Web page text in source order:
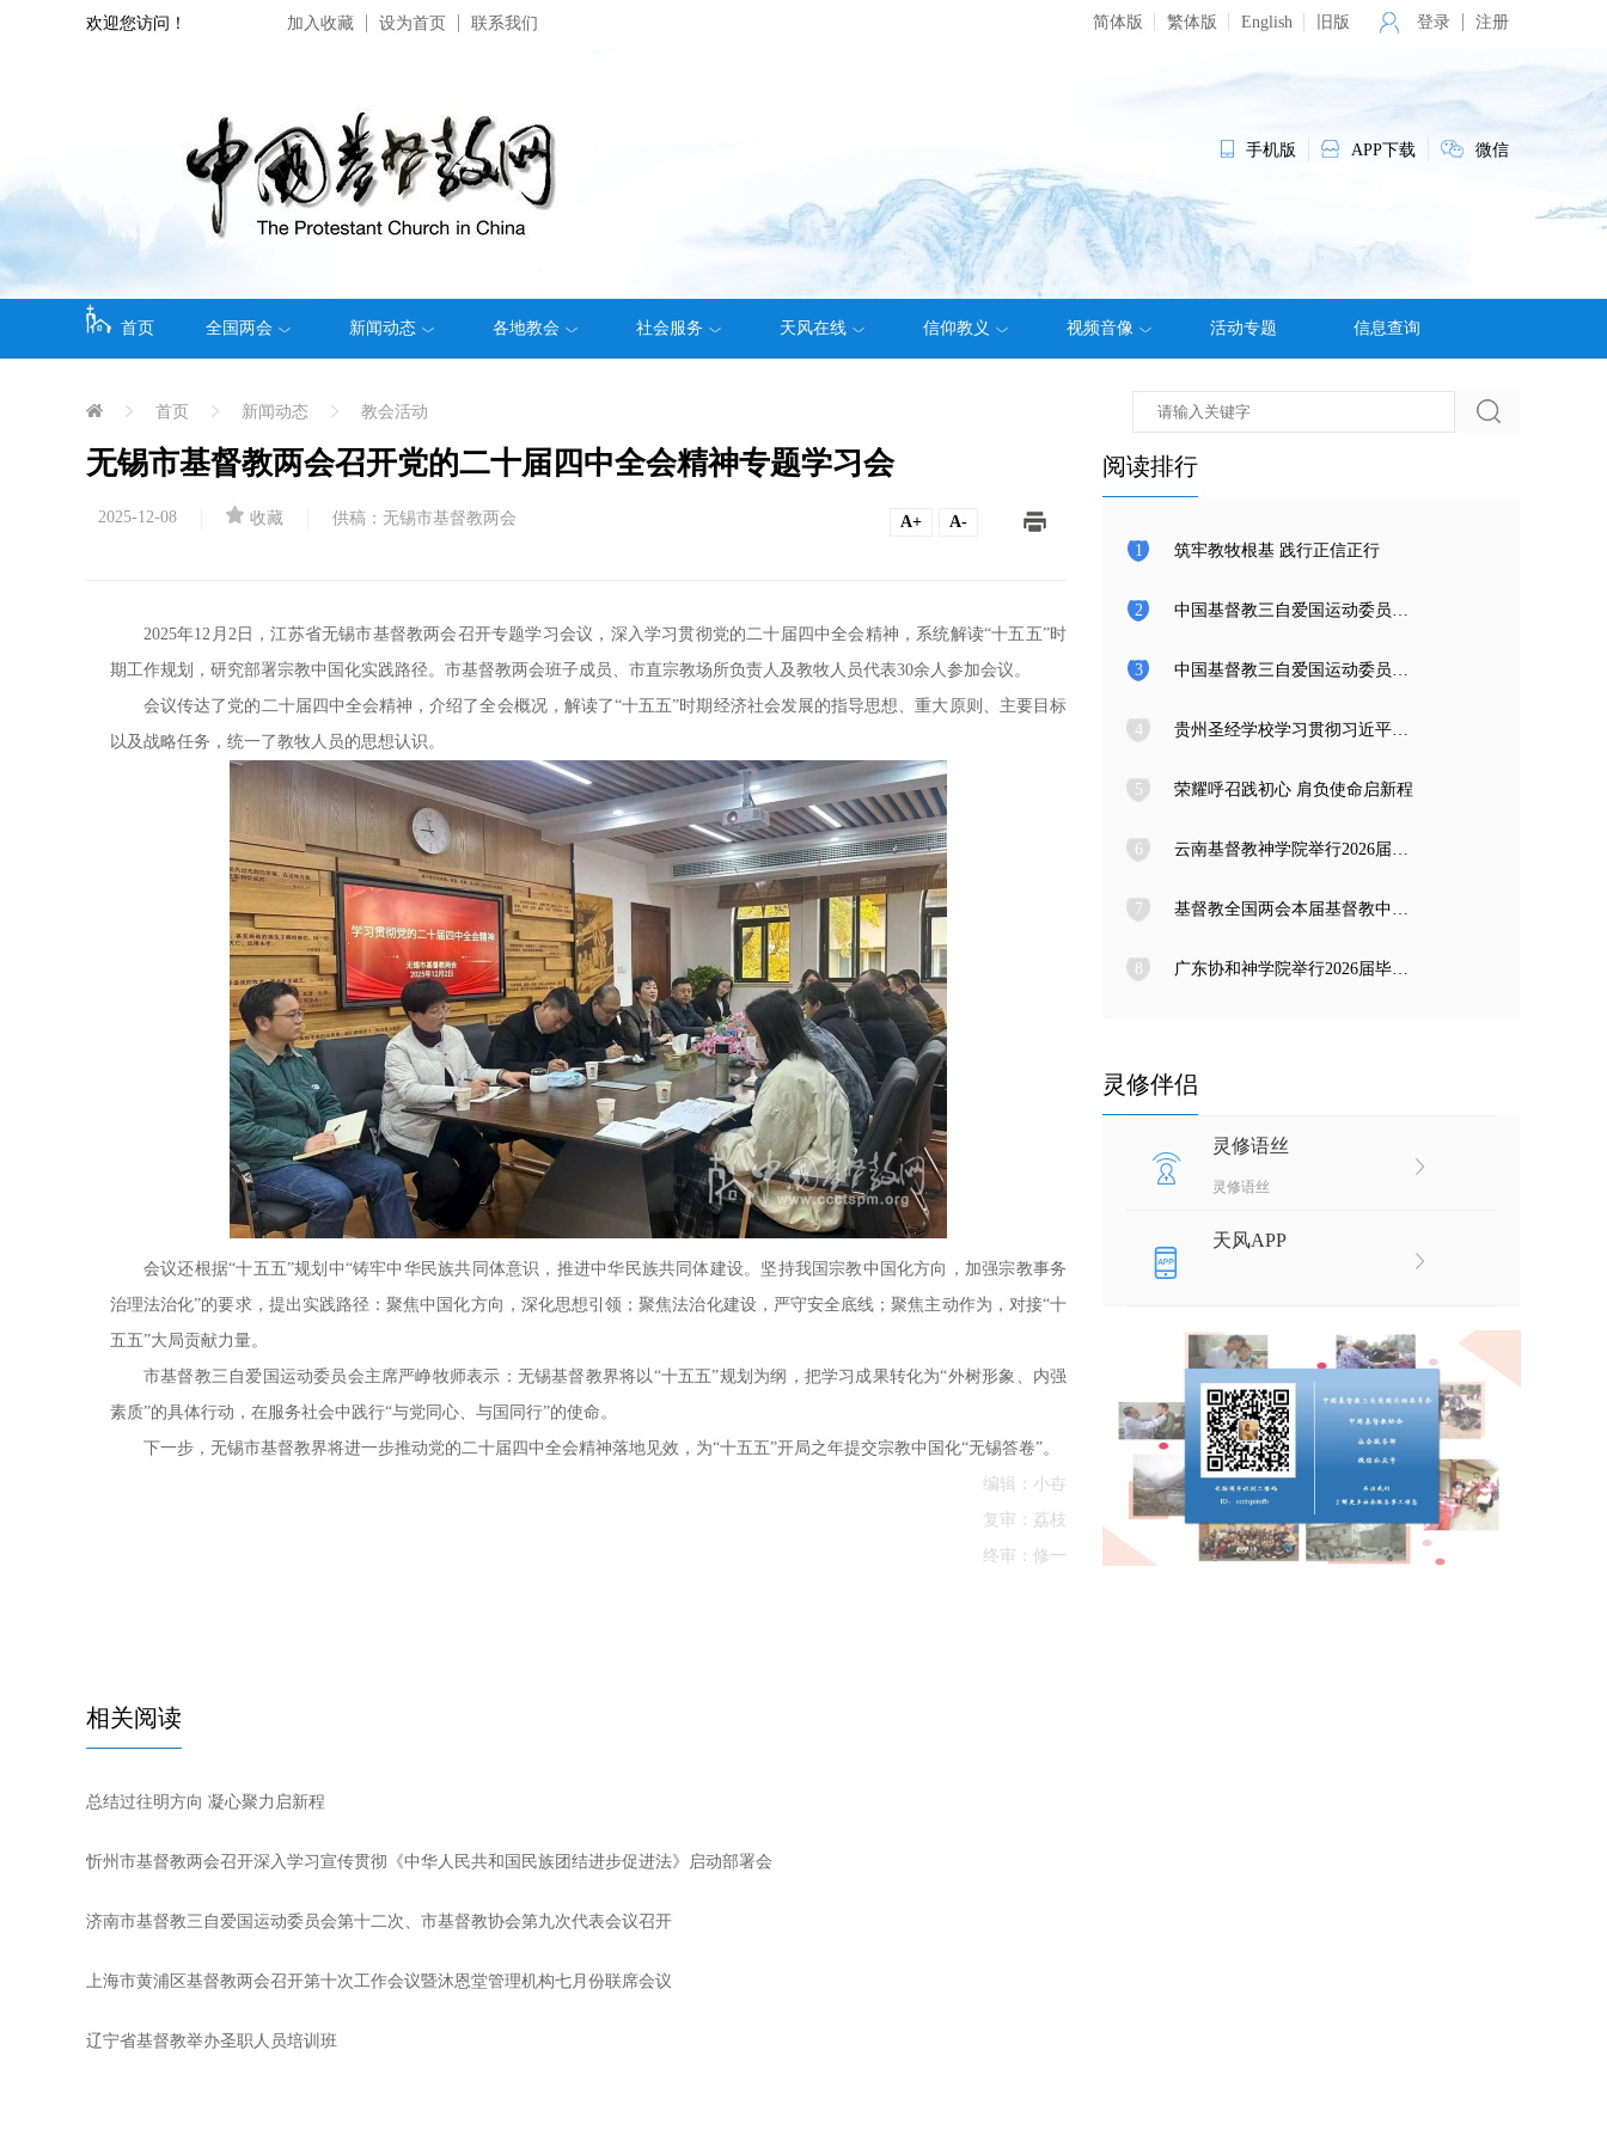
欢迎您访问！ 加入收藏 设为首页 联系我们 简体版 繁体版 English 旧版 登录 注册
手机版 APP下载 微信
首页 全国两会 新闻动态 各地教会 社会服务 天风在线 信仰教义 视频音像 活动专题 信息查询
首页 新闻动态 教会活动
无锡市基督教两会召开党的二十届四中全会精神专题学习会
2025-12-08 收藏 供稿：无锡市基督教两会 A+ A-
2025年12月2日，江苏省无锡市基督教两会召开专题学习会议，深入学习贯彻党的二十届四中全会精神，系统解读“十五五”时
期工作规划，研究部署宗教中国化实践路径。市基督教两会班子成员、市直宗教场所负责人及教牧人员代表30余人参加会议。
会议传达了党的二十届四中全会精神，介绍了全会概况，解读了“十五五”时期经济社会发展的指导思想、重大原则、主要目标
以及战略任务，统一了教牧人员的思想认识。
会议还根据“十五五”规划中“铸牢中华民族共同体意识，推进中华民族共同体建设。坚持我国宗教中国化方向，加强宗教事务
治理法治化”的要求，提出实践路径：聚焦中国化方向，深化思想引领；聚焦法治化建设，严守安全底线；聚焦主动作为，对接“十
五五”大局贡献力量。
市基督教三自爱国运动委员会主席严峥牧师表示：无锡基督教界将以“十五五”规划为纲，把学习成果转化为“外树形象、内强
素质”的具体行动，在服务社会中践行“与党同心、与国同行”的使命。
下一步，无锡市基督教界将进一步推动党的二十届四中全会精神落地见效，为“十五五”开局之年提交宗教中国化“无锡答卷”。
编辑：小卋
复审：荔枝
终审：修一
相关阅读
总结过往明方向 凝心聚力启新程
忻州市基督教两会召开深入学习宣传贯彻《中华人民共和国民族团结进步促进法》启动部署会
济南市基督教三自爱国运动委员会第十二次、市基督教协会第九次代表会议召开
上海市黄浦区基督教两会召开第十次工作会议暨沐恩堂管理机构七月份联席会议
辽宁省基督教举办圣职人员培训班
阅读排行
1 筑牢教牧根基 践行正信正行
2 中国基督教三自爱国运动委员会2026年度公开招聘工作人员面试公告
3 中国基督教三自爱国运动委员会2026年度公开招聘应届高校毕业生面试公告
4 贵州圣经学校学习贯彻习近平总书记在庆祝中国共产党成立105周年大会上的重要讲话精神
5 荣耀呼召践初心 肩负使命启新程
6 云南基督教神学院举行2026届毕业典礼
7 基督教全国两会本届基督教中国化推进委员会在成都召开专题编写工作会议
8 广东协和神学院举行2026届毕业感恩崇拜暨毕业典礼
灵修伴侣
灵修语丝
灵修语丝
天风APP